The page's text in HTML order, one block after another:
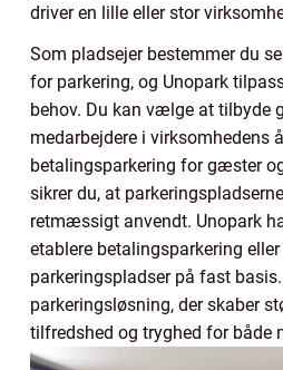
driver en lille eller stor
Som pladsejer bestemmer du
for parkering, og Unopark
behov. Du kan vælge at tilbyde
medarbejdere i virksomhedens
betalingsparkering for gæster
sikrer du, at
retmæssigt anvendt. Unopark
etablere betalingsparkering
parkeringspladser på fast
parkeringsløsning, der skaber
tilfredshed og tryghed for både